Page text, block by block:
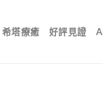
希塔療癒 好評見證